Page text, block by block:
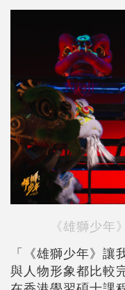
《雄獅少年
「《雄獅少年》讓
與人物形象都比較